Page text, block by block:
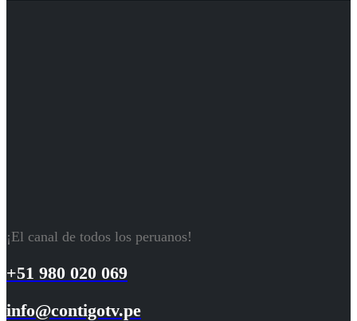
¡El canal de todos los peruanos!
+51 980 020 069
info@contigotv.pe